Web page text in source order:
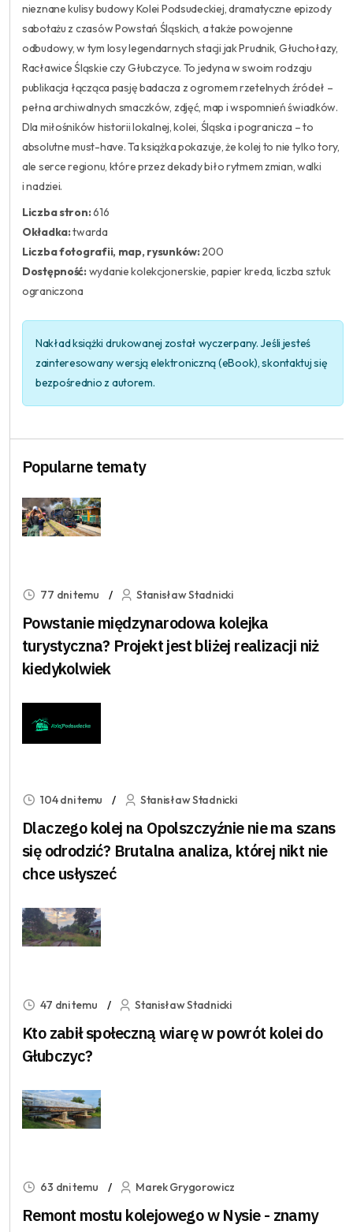
nieznane kulisy budowy Kolei Podsudeckiej, dramatyczne epizody
sabotażu z czasów Powstań Śląskich, a także powojenne
odbudowy, w tym losy legendarnych stacji jak Prudnik, Głuchołazy,
Racławice Śląskie czy Głubczyce. To jedyna w swoim rodzaju
publikacja łącząca pasję badacza z ogromem rzetelnych źródeł –
pełna archiwalnych smaczków, zdjęć, map i wspomnień świadków.
Dla miłośników historii lokalnej, kolei, Śląska i pogranicza – to
absolutne must-have. Ta książka pokazuje, że kolej to nie tylko tory,
ale serce regionu, które przez dekady biło rytmem zmian, walki
i nadziei.
Liczba stron:616
Okładka:twarda
Liczba fotografii, map, rysunków:200
Dostępność:wydanie kolekcjonerskie, papier kreda, liczba sztuk
ograniczona
Nakład książki drukowanej został wyczerpany. Jeśli jesteś
zainteresowany wersją elektroniczną (eBook), skontaktuj się
bezpośrednio z autorem.
Popularne tematy
77 dni temu Stanisław Stadnicki
Powstanie międzynarodowa kolejka
turystyczna? Projekt jest bliżej realizacji niż
kiedykolwiek
104 dni temu Stanisław Stadnicki
Dlaczego kolej na Opolszczyźnie nie ma szans
się odrodzić? Brutalna analiza, której nikt nie
chce usłyszeć
47 dni temu Stanisław Stadnicki
Kto zabił społeczną wiarę w powrót kolei do
Głubczyc?
63 dni temu Marek Grygorowicz
Remont mostu kolejowego w Nysie - znamy